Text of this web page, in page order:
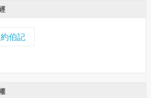
約伯記